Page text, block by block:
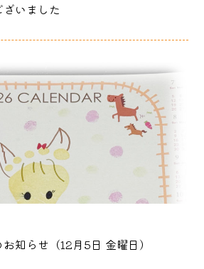
いました
知らせ（12月5日 金曜日）